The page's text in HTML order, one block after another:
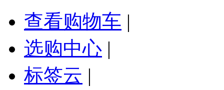
查看购物车 |
选购中心 |
标签云 |